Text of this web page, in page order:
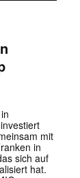
mit
in
sich auf
hat.